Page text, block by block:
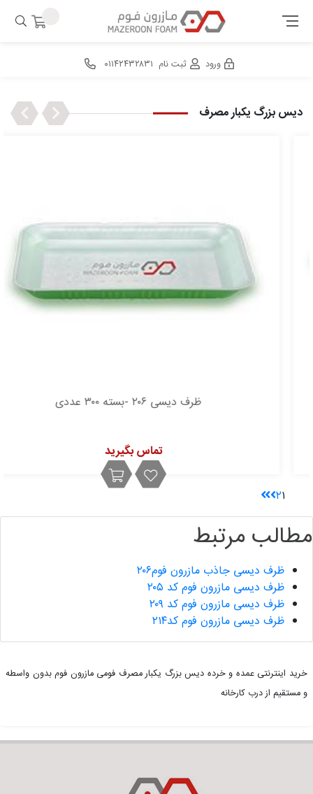
ورود ثبت نام ۰۱۱۴۲۴۳۲۸۳۱
دیس بزرگ یکبار مصرف Previous
ظرف دیسی ۲۰۶ -بسته ۳۰۰ عددی
تماس بگیرید
Next
۱۲
مطالب مرتبط
ظرف دیسی جاذب مازرون فوم۲۰۶
ظرف دیسی مازرون فوم کد ۲۰۵
ظرف دیسی مازرون فوم کد ۲۰۹
ظرف دیسی مازرون فوم کد۲۱۴
خرید اینترنتی عمده و خرده دیس بزرگ یکبار مصرف فومی مازرون فوم بدون واسطه
و مستقیم از درب کارخانه